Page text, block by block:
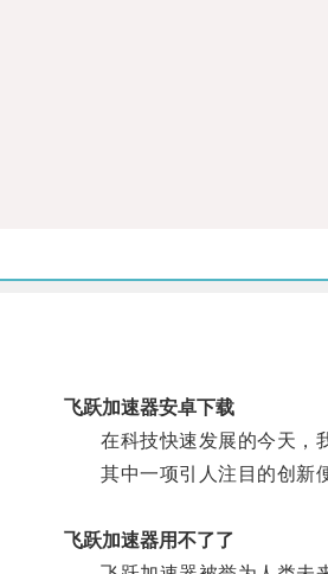
飞跃加速器安卓下载
在科技快速发展的今天，我
其中一项引人注目的创新便
飞跃加速器用不了了